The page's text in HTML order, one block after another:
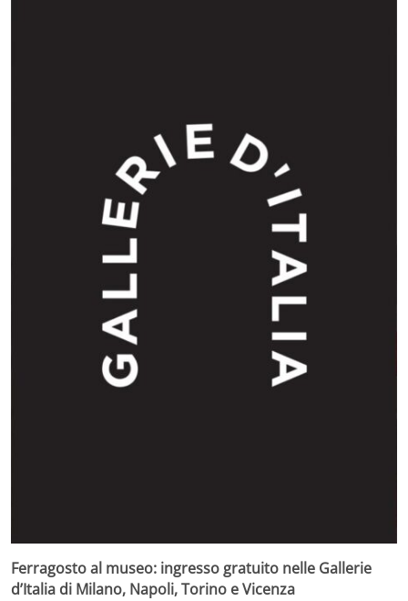
Ferragosto al museo: ingresso gratuito nelle Gallerie
d’Italia di Milano, Napoli, Torino e Vicenza